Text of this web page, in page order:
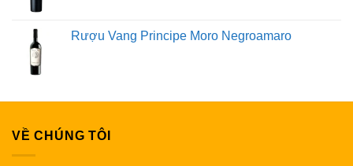
Rượu Vang Principe Moro Negroamaro
VỀ CHÚNG TÔI